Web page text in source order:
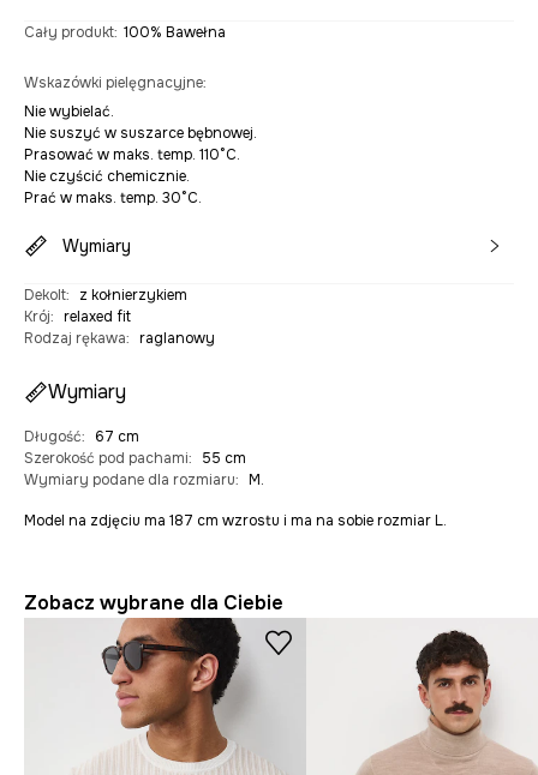
Cały produkt: 100% Bawełna
Wskazówki pielęgnacyjne:
Nie wybielać.
Nie suszyć w suszarce bębnowej.
Prasować w maks. temp. 110°C.
Nie czyścić chemicznie.
Prać w maks. temp. 30°C.
Wymiary
Dekolt:
z kołnierzykiem
Krój: relaxed fit
Rodzaj rękawa: raglanowy
Wymiary
Długość:
67 cm
Szerokość pod pachami:
55 cm
Wymiary podane dla rozmiaru: M.
Model na zdjęciu ma 187 cm wzrostu i ma na sobie rozmiar L.
Zobacz wybrane dla Ciebie